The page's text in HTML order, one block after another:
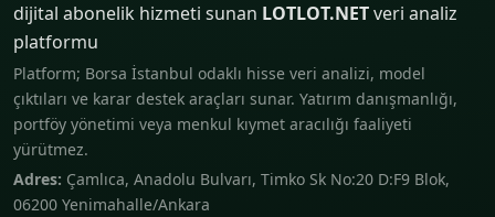
dijital abonelik hizmeti sunan LOTLOT.NETveri analiz
platformu
Platform; Borsa İstanbul odaklı hisse veri analizi, model
çıktıları ve karar destek araçları sunar. Yatırım danışmanlığı,
portföy yönetimi veya menkul kıymet aracılığı faaliyeti
yürütmez.
Adres: Çamlıca, Anadolu Bulvarı, Timko Sk No:20 D:F9 Blok,
06200 Yenimahalle/Ankara